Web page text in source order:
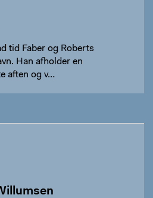
tid Faber og Roberts
Han afholder en
aften og v…